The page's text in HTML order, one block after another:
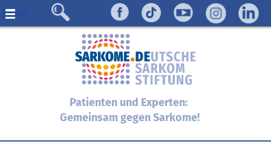
Menü
Patienten und Experten:
Gemeinsam gegen Sarkome!